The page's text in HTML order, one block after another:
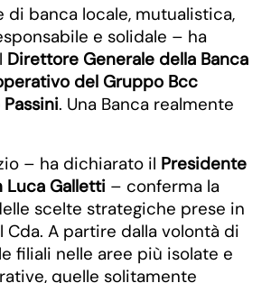
banca locale, mutualistica,
e solidale – ha
Direttore Generale della Banca
del Gruppo Bcc
. Una Banca realmente
– ha dichiarato il Presidente
Luca Galletti – conferma la
scelte strategiche prese in
Cda. A partire dalla volontà di
filiali nelle aree più isolate e
quelle solitamente